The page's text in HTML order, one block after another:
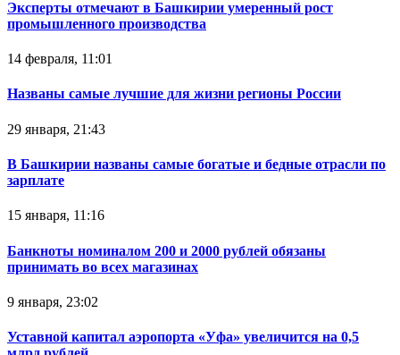
Эксперты отмечают в Башкирии умеренный рост
промышленного производства
14 февраля, 11:01
Названы самые лучшие для жизни регионы России
29 января, 21:43
В Башкирии названы самые богатые и бедные отрасли по
зарплате
15 января, 11:16
Банкноты номиналом 200 и 2000 рублей обязаны
принимать во всех магазинах
9 января, 23:02
Уставной капитал аэропорта «Уфа» увеличится на 0,5